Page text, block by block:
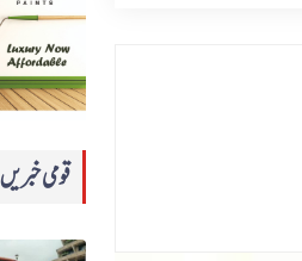
قومی خبریں